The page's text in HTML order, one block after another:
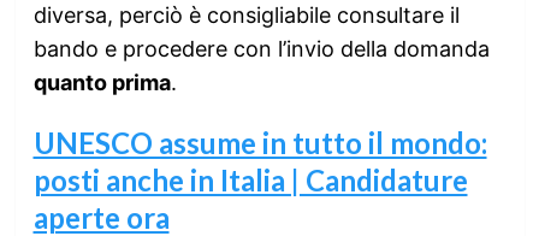
diversa, perciò è consigliabile consultare il
bando e procedere con l’invio della domanda
quanto prima.
UNESCO assume in tutto il mondo:
posti anche in Italia | Candidature
aperte ora